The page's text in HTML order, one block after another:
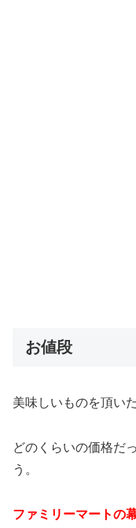
お値段
美味しいものを頂い
どのくらいの価格だ
う。
ファミリーマートの